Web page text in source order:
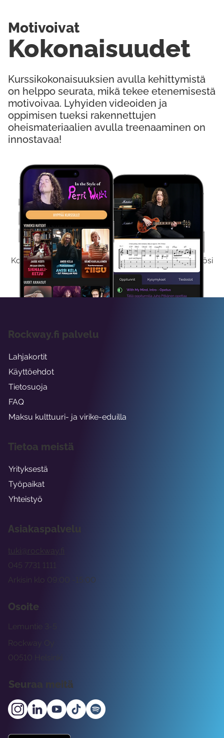
Kokeile Ilmaiseksi
Kokeilemalla ilmaiseksi saat koko sisältömme käyttöösi
viikon ajaksi.
Kurssikokonaisuuksien avulla kehittymistä
on helppo seurata, mikä tekee etenemisestä
motivoivaa. Lyhyiden videoiden ja
oppimisen tueksi rakennettujen
oheismateriaalien avulla treenaaminen on
innostavaa!
Kokonaisuudet
Motivoivat
Asiakaspalvelu
tuki@rockway.fi
Arkisin klo 09:00 -15:00
045 7731 1111
Osoite
Rockway Oy
Lemuntie 3-5
00510 Helsinki
Seuraa meitä
Rockway.fi palvelu
Lahjakortit
Käyttöehdot
Tietosuoja
FAQ
Maksu kulttuuri- ja virike-eduilla
Tietoa meistä
Yrityksestä
Työpaikat
Yhteistyö